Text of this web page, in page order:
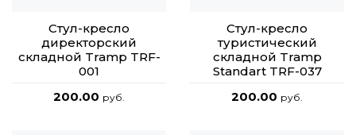
Стул-кресло
директорский
складной Tramp TRF-
001
200.00 руб.
Стул-кресло
туристический
складной Tramp
Standart TRF-037
200.00 руб.